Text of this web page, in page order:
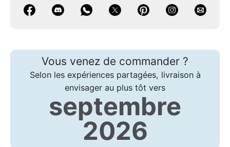
Vous venez de commander ?
Selon les expériences partagées, livraison à
envisager au plus tôt vers
septembre
2026